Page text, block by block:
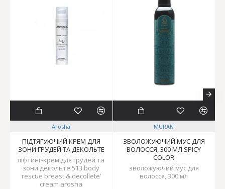
Arosha
ПІДТЯГУЮЧИЙ КРЕМ ДЛЯ
ЗОНИ ГРУДЕЙ ТА ДЕКОЛЬТЕ
ліфтинг-крем для грудей та
зони декольте 513 body
rescue breast & decollete’
cream arosha
MURAN
ЗВОЛОЖУЮЧИЙ МУС ДЛЯ
ВОЛОССЯ, 300 МЛ SPICY
COLOR
зволожуючий мус для
волосся, 300 мл